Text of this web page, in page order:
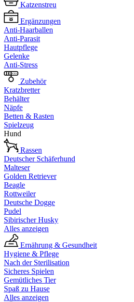
Katzenstreu
Ergänzungen
Anti-Haarballen
Anti-Parasit
Hautpflege
Gelenke
Anti-Stress
Zubehör
Kratzbretter
Behälter
Näpfe
Betten & Rasten
Spielzeug
Hund
Rassen
Deutscher Schäferhund
Malteser
Golden Retriever
Beagle
Rottweiler
Deutsche Dogge
Pudel
Sibirischer Husky
Alles anzeigen
Ernährung & Gesundheit
Hygiene & Pflege
Nach der Sterilisation
Sicheres Spielen
Gemütliches Tier
Spaß zu Hause
Alles anzeigen